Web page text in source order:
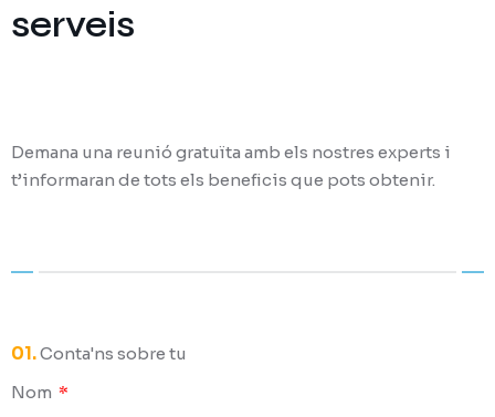
serveis
Demana una reunió gratuïta amb els nostres experts i
t’informaran de tots els beneficis que pots obtenir.
01.Conta'ns sobre tu
Nom